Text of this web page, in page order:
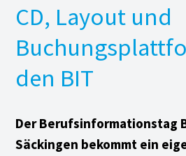
punkt
+ Co AG
Franziskus Riehen-
Sarti Fussreflexzonentherapie
CD, Layout und
den BIT
Der Berufsinformationstag
Säckingen bekommt ein